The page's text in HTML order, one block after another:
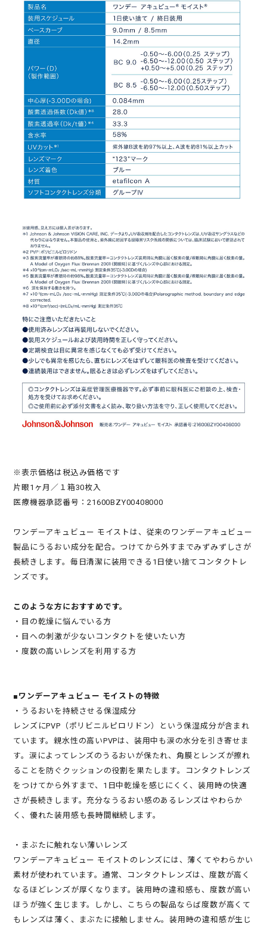
※表示価格は税込み価格です
片眼1ヶ月／１箱30枚入
医療機器承認番号：21600BZY00408000
ワンデーアキュビュー モイストは、従来のワンデーアキュビュー
製品にうるおい成分を配合。つけてから外すまでみずみずしさが
長続きします。毎日清潔に装用できる1日使い捨てコンタクトレ
ンズです。
このような方におすすめです。
・目の乾燥に悩んでいる方
・目への刺激が少ないコンタクトを使いたい方
・度数の高いレンズを利用する方
■ワンデーアキュビュー モイストの特徴
・うるおいを持続させる保湿成分
レンズにPVP（ポリビニルピロリドン）という保湿成分が含まれ
ています。親水性の高いPVPは、装用中も涙の水分を引き寄せま
す。涙によってレンズのうるおいが保たれ、角膜とレンズが擦れ
ることを防ぐクッションの役割を果たします。コンタクトレンズ
をつけてから外すまで、1日中乾燥を感じにくく、装用時の快適
さが長続きします。充分なうるおい感のあるレンズはやわらか
く、優れた装用感も長時間継続します。
・まぶたに触れない薄いレンズ
ワンデーアキュビュー モイストのレンズには、薄くてやわらかい
素材が使われています。通常、コンタクトレンズは、度数が高く
なるほどレンズが厚くなります。装用時の違和感も、度数が高い
ほうが強く生じます。しかし、こちらの製品ならば度数が高くて
もレンズは薄く、まぶたに接触しません。装用時の違和感が生じ